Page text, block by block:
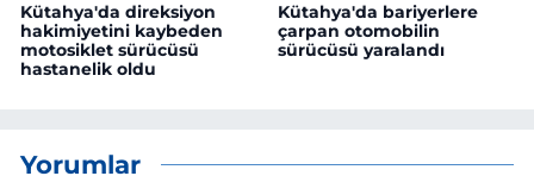
Kütahya'da direksiyon
hakimiyetini kaybeden
motosiklet sürücüsü
hastanelik oldu
Kütahya'da bariyerlere
çarpan otomobilin
sürücüsü yaralandı
Yorumlar